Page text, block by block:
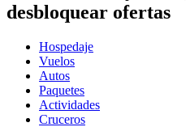
desbloquear ofertas
Hospedaje
Vuelos
Autos
Paquetes
Actividades
Cruceros